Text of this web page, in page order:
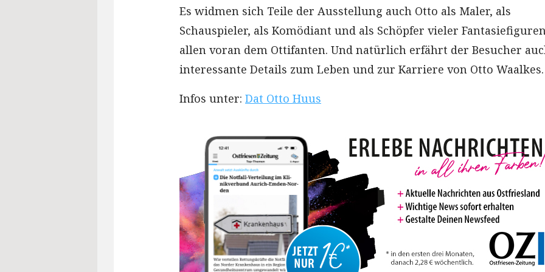
Es widmen sich Teile der Ausstellung auch Otto als Maler, als
Schauspieler, als Komödiant und als Schöpfer vieler
allen voran dem Ottifanten. Und natürlich erfährt der Besucher
interessante Details zum Leben und zur Karriere von Otto Waalkes.
Infos unter: Dat Otto Huus